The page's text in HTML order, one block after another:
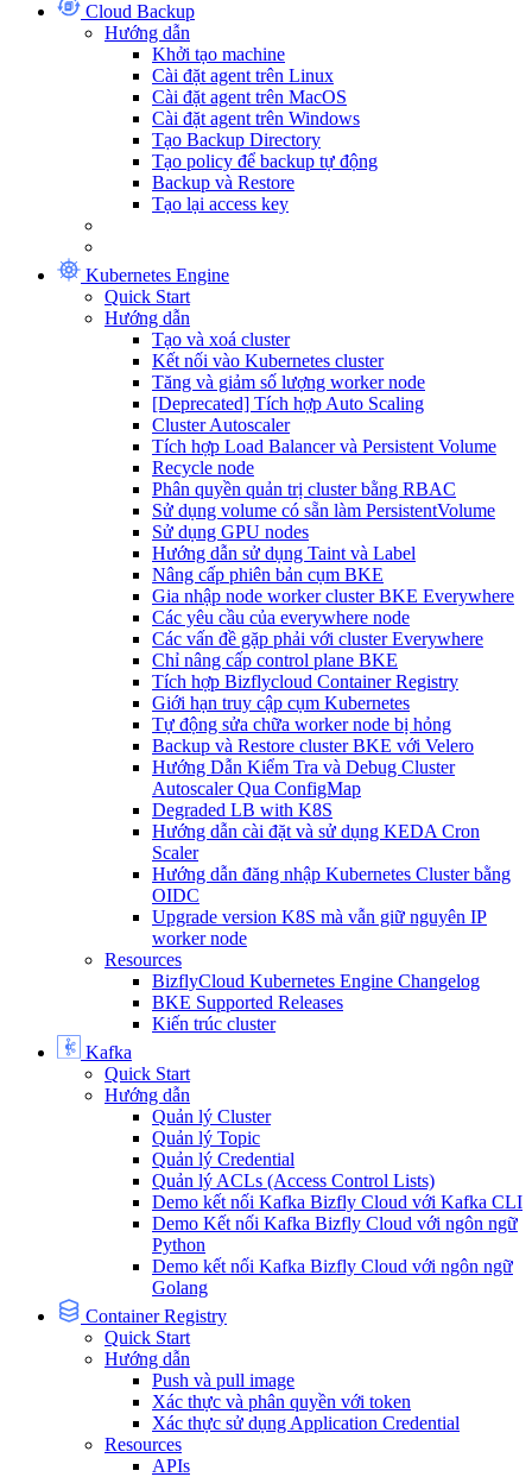
Cloud Backup
Hướng dẫn
Khởi tạo machine
Cài đặt agent trên Linux
Cài đặt agent trên MacOS
Cài đặt agent trên Windows
Tạo Backup Directory
Tạo policy để backup tự động
Backup và Restore
Tạo lại access key
Kubernetes Engine
Quick Start
Hướng dẫn
Tạo và xoá cluster
Kết nối vào Kubernetes cluster
Tăng và giảm số lượng worker node
[Deprecated] Tích hợp Auto Scaling
Cluster Autoscaler
Tích hợp Load Balancer và Persistent Volume
Recycle node
Phân quyền quản trị cluster bằng RBAC
Sử dụng volume có sẵn làm PersistentVolume
Sử dụng GPU nodes
Hướng dẫn sử dụng Taint và Label
Nâng cấp phiên bản cụm BKE
Gia nhập node worker cluster BKE Everywhere
Các yêu cầu của everywhere node
Các vấn đề gặp phải với cluster Everywhere
Chỉ nâng cấp control plane BKE
Tích hợp Bizflycloud Container Registry
Giới hạn truy cập cụm Kubernetes
Tự động sửa chữa worker node bị hỏng
Backup và Restore cluster BKE với Velero
Hướng Dẫn Kiểm Tra và Debug Cluster
Autoscaler Qua ConfigMap
Degraded LB with K8S
Hướng dẫn cài đặt và sử dụng KEDA Cron
Scaler
Hướng dẫn đăng nhập Kubernetes Cluster bằng
OIDC
Upgrade version K8S mà vẫn giữ nguyên IP
worker node
Resources
BizflyCloud Kubernetes Engine Changelog
BKE Supported Releases
Kiến trúc cluster
Kafka
Quick Start
Hướng dẫn
Quản lý Cluster
Quản lý Topic
Quản lý Credential
Quản lý ACLs (Access Control Lists)
Demo kết nối Kafka Bizfly Cloud với Kafka CLI
Demo Kết nối Kafka Bizfly Cloud với ngôn ngữ
Python
Demo kết nối Kafka Bizfly Cloud với ngôn ngữ
Golang
Container Registry
Quick Start
Hướng dẫn
Push và pull image
Xác thực và phân quyền với token
Xác thực sử dụng Application Credential
Resources
APIs